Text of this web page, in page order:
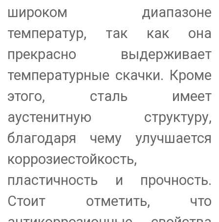
широком диапазоне
температур, так как она
прекрасно выдерживает
температурные скачки. Кроме
этого, сталь имеет
аустенитную структуру,
благодаря чему улучшается
коррозиестойкость,
пластичность и прочность.
Стоит отметить, что